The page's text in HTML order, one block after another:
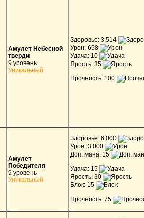
Амулет Небесной
тверди
9 уровень
Уникальный
Здоровье: 3.514
Урон: 658
Удача: 10
Ярость: 35
Прочность: 100
Амулет
Победителя
9 уровень
Уникальный
Здоровье: 6.000
Урон: 3.000
Доп. мана: 15
Удача: 15
Ярость: 30
Блок: 15
Прочность: 75